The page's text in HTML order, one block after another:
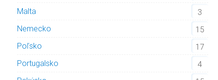
Malta
3
Nemecko
15
Poľsko
17
Portugalsko
4